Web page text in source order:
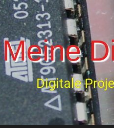
Meine
Digitale